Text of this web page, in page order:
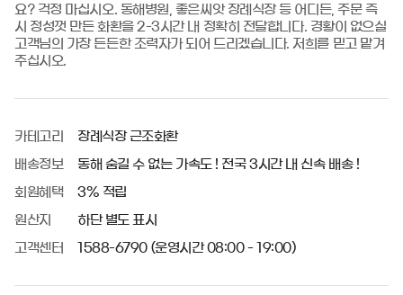
요? 걱정 마십시오. 동해병원, 좋은씨앗 장례식장 등 어디든, 주문 즉
시 정성껏 만든 화환을 2-3시간 내 정확히 전달합니다. 경황이 없으실
고객님의 가장 든든한 조력자가 되어 드리겠습니다. 저희를 믿고 맡겨
주십시오.
카테고리 장례식장 근조화환
배송정보 동해 숨길 수 없는 가속도 ! 전국 3시간 내 신속 배송 !
회원혜택 3% 적립
원산지 하단 별도 표시
고객센터 1588-6790 (운영시간 08:00 - 19:00)